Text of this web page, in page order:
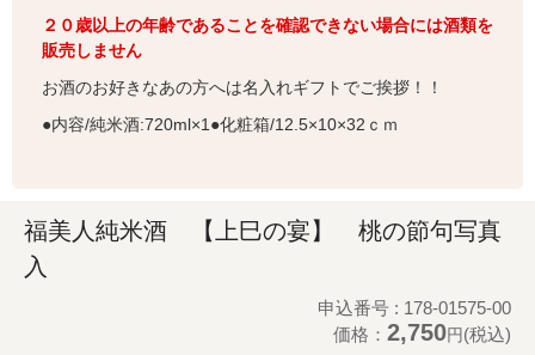
２０歳以上の年齢であることを確認できない場合には酒類を
販売しません
お酒のお好きなあの方へは名入れギフトでご挨拶！！
●内容/純米酒:720ml×1●化粧箱/12.5×10×32ｃｍ
福美人純米酒 【上巳の宴】 桃の節句写真
入
申込番号 : 178-01575-00
価格： 2,750円(税込)